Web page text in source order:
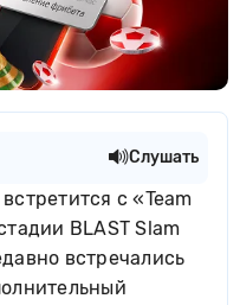
Слушать
с «Team
BLAST Slam
встречались